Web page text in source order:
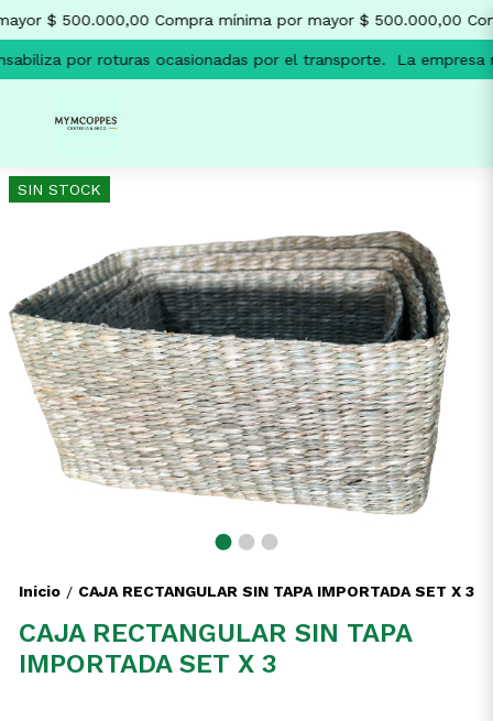
$ 500.000,00 Compra mínima por mayor $ 500.000,00
por roturas ocasionadas por el transporte. La empresa
SIN STOCK
Inicio / CAJA RECTANGULAR SIN TAPA IMPORTADA SET X 3
CAJA RECTANGULAR SIN TAPA
IMPORTADA SET X 3